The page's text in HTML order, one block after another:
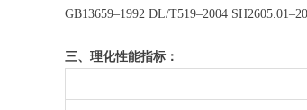
GB13659–1992 DL/T519–2004
三、理化性能指标：